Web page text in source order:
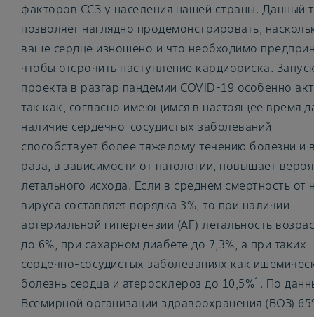
факторов ССЗ у населения нашей страны. Данный
позволяет наглядно продемонстрировать,
ваше сердце изношено и что необходимо
чтобы отсрочить наступление кардиориска.
проекта в разгар пандемии COVID-19 особенно
так как, согласно имеющимся в настоящее время
наличие сердечно-сосудистых заболеваний
способствует более тяжелому течению болезни и
раза, в зависимости от патологии, повышает
летального исхода. Если в среднем смертность от
вируса составляет порядка 3%, то при наличии
артериальной гипертензии (АГ) летальность
до 6%, при сахарном диабете до 7,3%, а при таких
сердечно-сосудистых заболеваниях как
болезнь сердца и атеросклероз до 10,5%1 . По
Всемирной организации здравоохранения (ВОЗ)